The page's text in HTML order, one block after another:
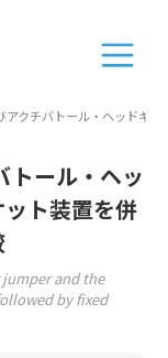
クチバトール・ヘッドギ
ール・ヘッ
ト装置を併
and the
by fixed